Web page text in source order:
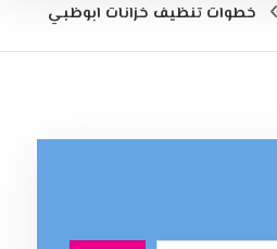
خطوات تنظيف خزانات ابوظبي